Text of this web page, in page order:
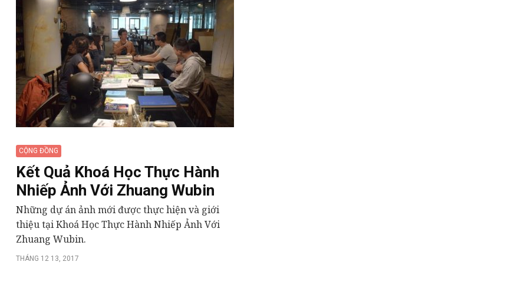
CỘNG ĐỒNG
Kết Quả Khoá Học Thực Hành
Nhiếp Ảnh Với Zhuang Wubin
Những dự án ảnh mới được thực hiện và giới
thiệu tại Khoá Học Thực Hành Nhiếp Ảnh Với
Zhuang Wubin.
THÁNG 12 13, 2017